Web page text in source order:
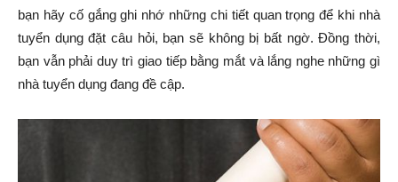
bạn hãy cố gắng ghi nhớ những chi tiết quan trọng để khi nhà
tuyển dụng đặt câu hỏi, bạn sẽ không bị bất ngờ. Đồng thời,
bạn vẫn phải duy trì giao tiếp bằng mắt và lắng nghe những gì
nhà tuyển dụng đang đề cập.